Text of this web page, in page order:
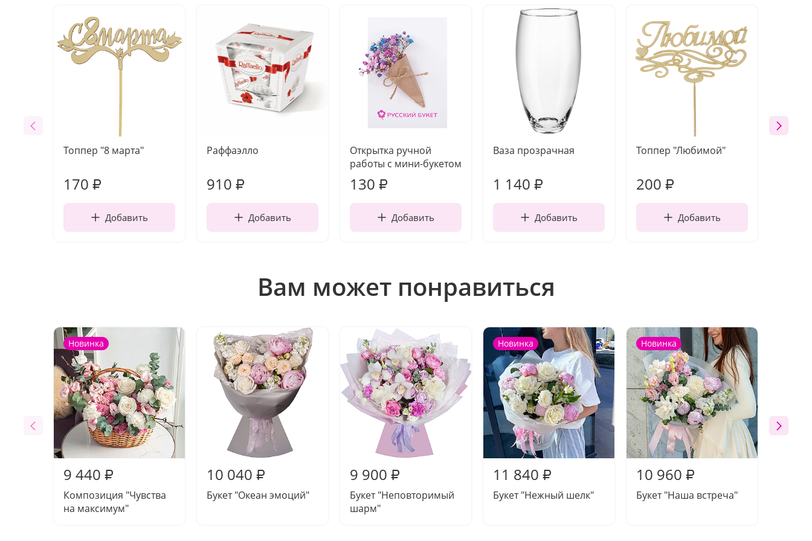
Топпер "8 марта"
170 ₽
Добавить
Раффаэлло
910 ₽
Добавить
Открытка ручной
работы с мини-букетом
130 ₽
Добавить
Ваза прозрачная
1 140 ₽
Добавить
Топпер "Любимой"
200 ₽
Добавить
Вам может понравиться
Новинка
9 440 ₽
Композиция "Чувства
на максимум"
10 040 ₽
Букет "Океан эмоций"
9 900 ₽
Букет "Неповторимый
шарм"
Новинка
11 840 ₽
Букет "Нежный шелк"
Новинка
10 960 ₽
Букет "Наша встреча"